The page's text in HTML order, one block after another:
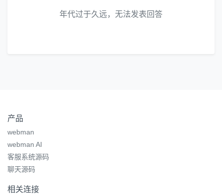
年代过于久远，无法发表回答
产品
webman
webman AI
客服系统源码
聊天源码
相关连接